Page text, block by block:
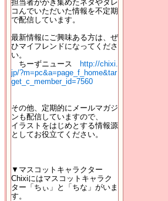
担当者がかき集めたネタやタレ
コんでいただいた情報を不定期
で配信しています。
最新情報にご興味ある方は、ぜ
ひマイフレンドになってくださ
い。
ちーずニュース
http://chixi.
jp/?m=pc&a=page_f_home&tar
get_c_member_id=7560
その他、定期的にメールマガジ
ンも配信していますので、
イラストをはじめとする情報源
としてお役立てください。
▼マスコットキャラクター
Chixiにはマスコットキャラク
ター「ちぃ」と「ちな」がいま
す。